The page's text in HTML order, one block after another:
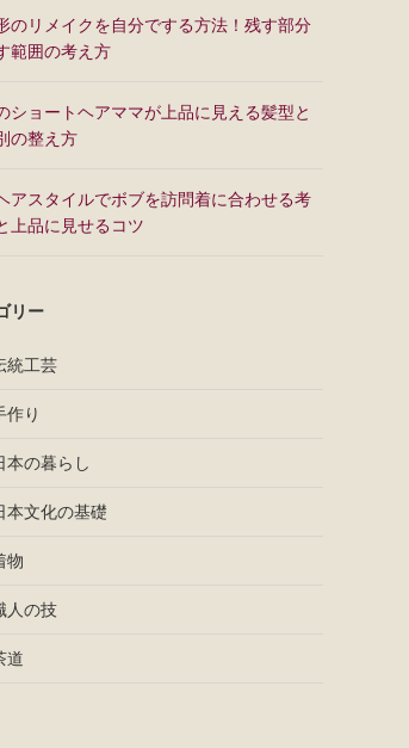
のリメイクを自分でする方法！残す部分
範囲の考え方
ショートヘアママが上品に見える髪型と
の整え方
アスタイルでボブを訪問着に合わせる考
上品に見せるコツ
リー
統工芸
作り
本の暮らし
本文化の基礎
物
人の技
道